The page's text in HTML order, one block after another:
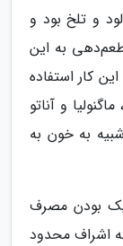
و تلخ بود و
به این
کار استفاده
و آناتو
به خون به
بودن مصرف
اشراف محدود